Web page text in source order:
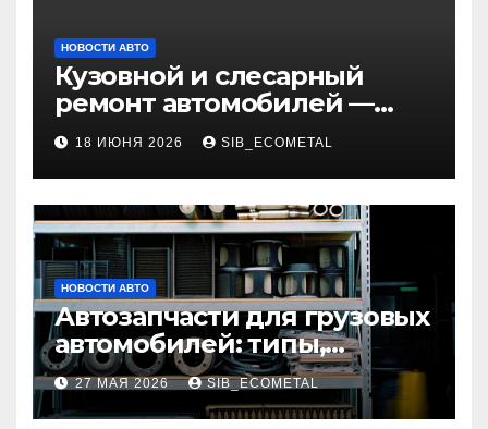
НОВОСТИ АВТО
Кузовной и слесарный
ремонт автомобилей —
наличие оригинальных
запчастей и типичные
сроки выполнения работ
18 ИЮНЯ 2026 SIB_ECOMETAL
НОВОСТИ АВТО
Автозапчасти для грузовых
автомобилей: типы,
совместимость и критерии
подбора
27 МАЯ 2026 SIB_ECOMETAL